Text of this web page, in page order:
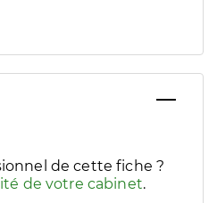
handicaps/besoins
de cette fiche ?
de votre cabinet.